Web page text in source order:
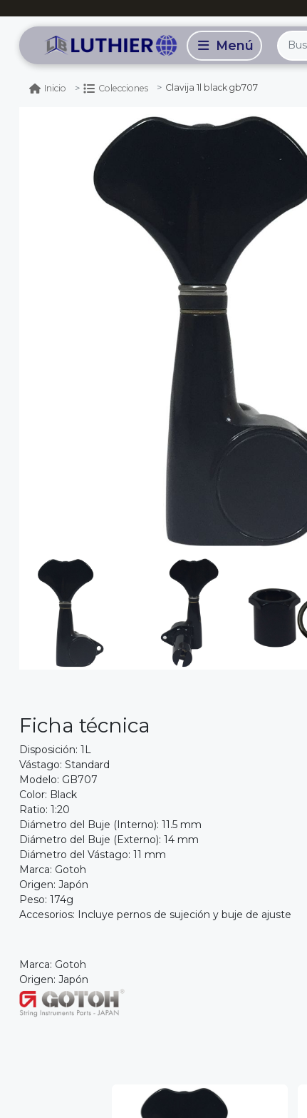
Inicio Colecciones Clavija 1l black gb707
Ficha técnica
Disposición: 1L
Vástago: Standard
Modelo: GB707
Color: Black
Ratio: 1:20
Diámetro del Buje (Interno): 11.5 mm
Diámetro del Buje (Externo): 14 mm
Diámetro del Vástago: 11 mm
Marca: Gotoh
Origen: Japón
Peso: 174g
Accesorios: Incluye pernos de sujeción y buje de ajuste
Marca: Gotoh
Origen: Japón